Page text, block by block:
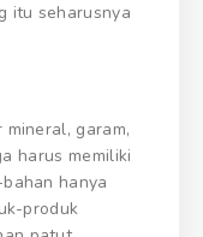
itu seharusnya
garam,
harus memiliki
hanya
produk